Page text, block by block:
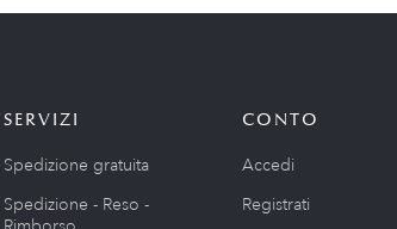
SERVIZI
Spedizione gratuita
Spedizione - Reso -
CONTO
Accedi
Registrati